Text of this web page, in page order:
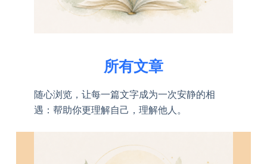
所有文章
随心浏览，让每一篇文字成为一次安静的相
遇：帮助你更理解自己，理解他人。